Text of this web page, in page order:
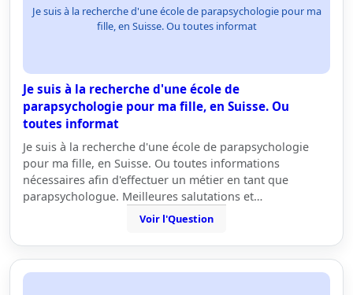
Je suis à la recherche d'une école de parapsychologie pour ma
fille, en Suisse. Ou toutes informat
Je suis à la recherche d'une école de
parapsychologie pour ma fille, en Suisse. Ou
toutes informat
Je suis à la recherche d'une école de parapsychologie
pour ma fille, en Suisse. Ou toutes informations
nécessaires afin d'effectuer un métier en tant que
parapsychologue. Meilleures salutations et…
Voir l'Question